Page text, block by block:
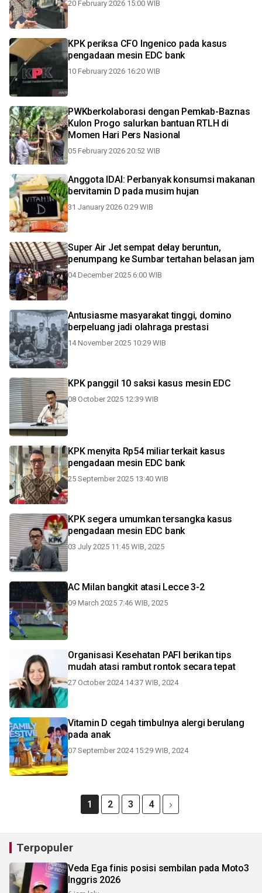
20 February 2026 15:00 WIB
KPK periksa CFO Ingenico pada kasus
pengadaan mesin EDC bank
10 February 2026 16:20 WIB
PWKberkolaborasi dengan Pemkab-Baznas
Kulon Progo salurkan bantuan RTLH di
Momen Hari Pers Nasional
05 February 2026 20:52 WIB
Anggota IDAI: Perbanyak konsumsi makanan
bervitamin D pada musim hujan
31 January 2026 0:29 WIB
Super Air Jet sempat delay beruntun,
penumpang ke Sumbar tertahan belasan jam
04 December 2025 6:00 WIB
Antusiasme masyarakat tinggi, domino
berpeluang jadi olahraga prestasi
14 November 2025 10:29 WIB
KPK panggil 10 saksi kasus mesin EDC
08 October 2025 12:39 WIB
KPK menyita Rp54 miliar terkait kasus
pengadaan mesin EDC bank
25 September 2025 13:40 WIB
KPK segera umumkan tersangka kasus
pengadaan mesin EDC bank
03 July 2025 11:45 WIB, 2025
AC Milan bangkit atasi Lecce 3-2
09 March 2025 7:46 WIB, 2025
Organisasi Kesehatan PAFI berikan tips
mudah atasi rambut rontok secara tepat
27 October 2024 14:37 WIB, 2024
Vitamin D cegah timbulnya alergi berulang
pada anak
07 September 2024 15:29 WIB, 2024
1 2 3 4
Terpopuler
Veda Ega finis posisi sembilan pada Moto3
Inggris 2026